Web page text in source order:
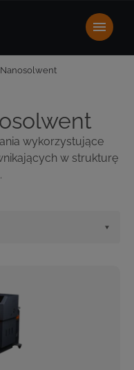
wykorzystujące
w strukturę
.